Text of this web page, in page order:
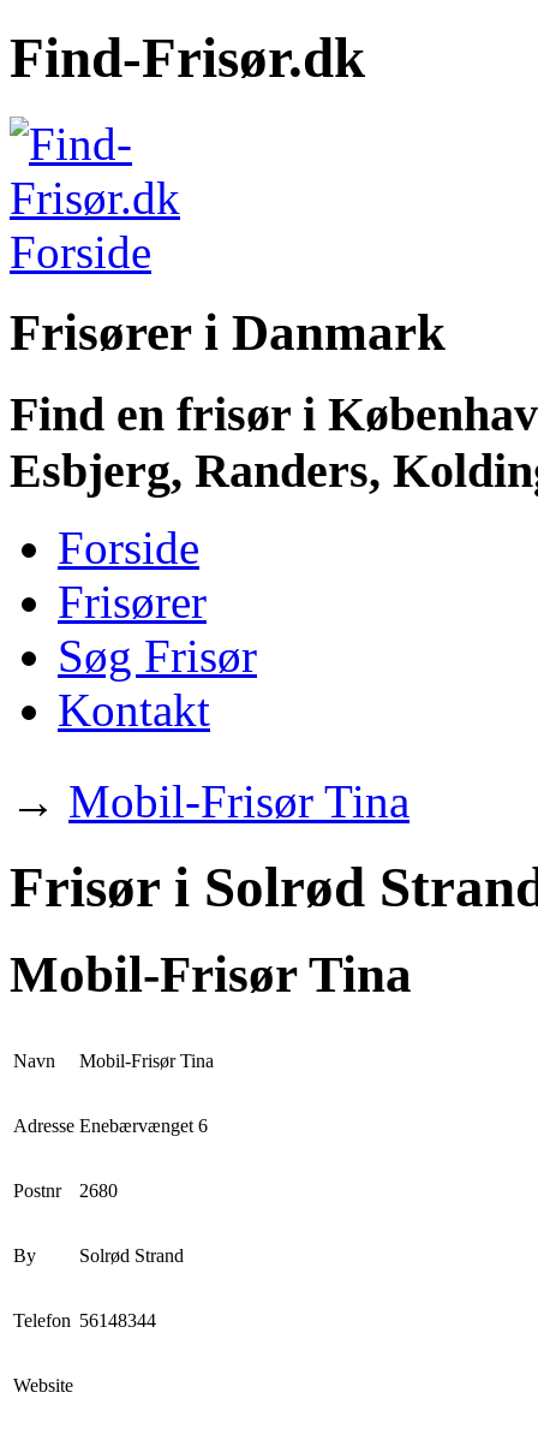
Find-Frisør.dk
Frisører i Danmark
Find en frisør i
Esbjerg, Randers,
Forside
Frisører
Søg Frisør
Kontakt
→ Mobil-Frisør Tina
Frisør i Solrød
Mobil-Frisør Tina
Navn Mobil-Frisør Tina
Adresse Enebærvænget 6
Postnr 2680
By Solrød Strand
Telefon 56148344
Website